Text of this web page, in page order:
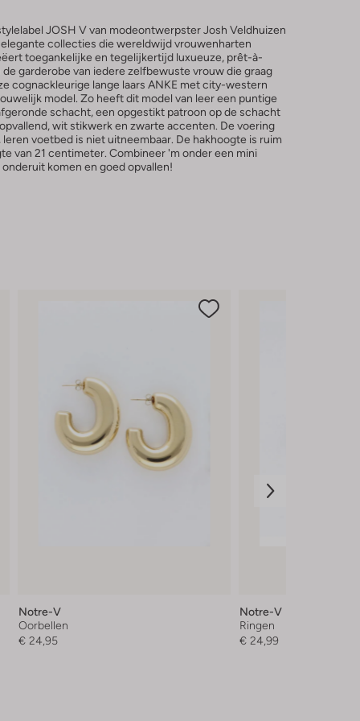
JOSH V van modeontwerpster Josh Veldhuizen
collecties die wereldwijd vrouwenharten
toegankelijke en tegelijkertijd luxueuze, prêt-à-
garderobe van iedere zelfbewuste vrouw die graag
cognackleurige lange laars ANKE met city-western
model. Zo heeft dit model van leer een puntige
schacht, een opgestikt patroon op de schacht
wit stikwerk en zwarte accenten. De voering
voetbed is niet uitneembaar. De hakhoogte is ruim
van 21 centimeter. Combineer 'm onder een mini
komen en goed opvallen!
Notre-V
Oorbellen
€ 24,95
Notre-V
Ringen
€ 24,99